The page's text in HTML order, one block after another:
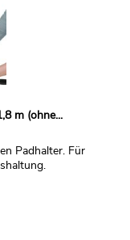
m (ohne...
Padhalter. Für